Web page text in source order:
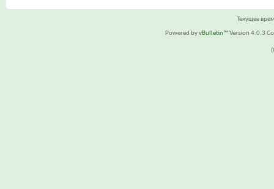
Текущее
Powered byvBulletin™ Version 4.0.3